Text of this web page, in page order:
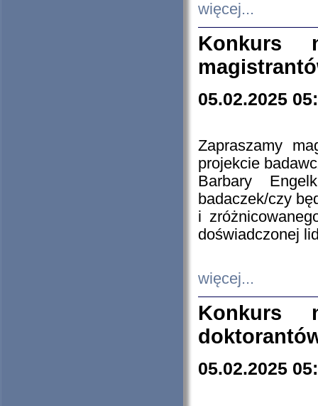
więcej...
Konkurs
05.02.2025
Zapraszamy
projekcie
Barbary
badaczek/czy
i
doświadczonej
więcej...
Konkurs
05.02.2025